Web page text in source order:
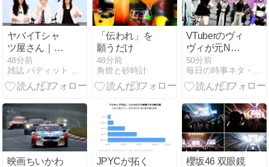
美
ヤバイTシャ
ツ屋さん｜ス
ペースシャワ
ーTV特番決定
伝説の人気企
が約5年ぶり
に復活
48分前
雑誌 バディット マガジン｜bhodhit magazine
「伝われ」を
願うだけ
48分前
角燈と砂時計
VTuberのヴィ
ヴィが元NMB
の子だっての
は秒速でバレ
たけど
50分前
毎日の時事ネタ・ニュース
映画ちいかわ
JPYCが拓く
櫻坂46 双眼鏡